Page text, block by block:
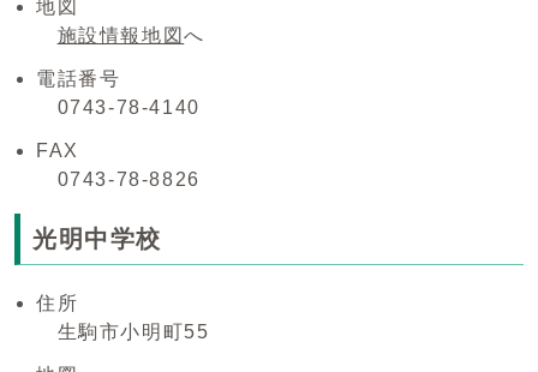
地図
施設情報地図へ
電話番号
0743-78-4140
FAX
0743-78-8826
光明中学校
住所
生駒市小明町55